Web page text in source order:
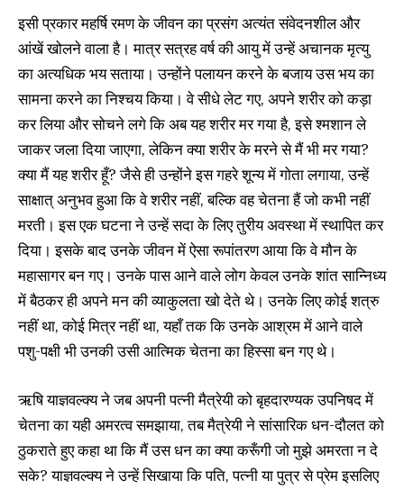
इसी प्रकार महर्षि रमण के जीवन का प्रसंग अत्यंत संवेदनशील और
आंखें खोलने वाला है। मात्र सत्रह वर्ष की आयु में उन्हें अचानक मृत्यु
का अत्यधिक भय सताया। उन्होंने पलायन करने के बजाय उस भय का
सामना करने का निश्चय किया। वे सीधे लेट गए, अपने शरीर को कड़ा
कर लिया और सोचने लगे कि अब यह शरीर मर गया है, इसे श्मशान ले
जाकर जला दिया जाएगा, लेकिन क्या शरीर के मरने से मैं भी मर गया?
क्या मैं यह शरीर हूँ? जैसे ही उन्होंने इस गहरे शून्य में गोता लगाया, उन्हें
साक्षात् अनुभव हुआ कि वे शरीर नहीं, बल्कि वह चेतना हैं जो कभी नहीं
मरती। इस एक घटना ने उन्हें सदा के लिए तुरीय अवस्था में स्थापित कर
दिया। इसके बाद उनके जीवन में ऐसा रूपांतरण आया कि वे मौन के
महासागर बन गए। उनके पास आने वाले लोग केवल उनके शांत सान्निध्य
में बैठकर ही अपने मन की व्याकुलता खो देते थे। उनके लिए कोई शत्रु
नहीं था, कोई मित्र नहीं था, यहाँ तक कि उनके आश्रम में आने वाले
पशु-पक्षी भी उनकी उसी आत्मिक चेतना का हिस्सा बन गए थे।
ऋषि याज्ञवल्क्य ने जब अपनी पत्नी मैत्रेयी को बृहदारण्यक उपनिषद में
चेतना का यही अमरत्व समझाया, तब मैत्रेयी ने सांसारिक धन-दौलत को
ठुकराते हुए कहा था कि मैं उस धन का क्या करूँगी जो मुझे अमरता न दे
सके? याज्ञवल्क्य ने उन्हें सिखाया कि पति, पत्नी या पुत्र से प्रेम इसलिए